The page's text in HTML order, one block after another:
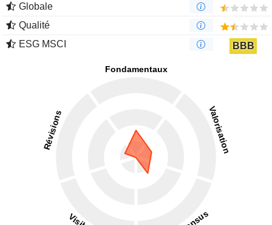
Globale
Qualité
ESG MSCI
BBB